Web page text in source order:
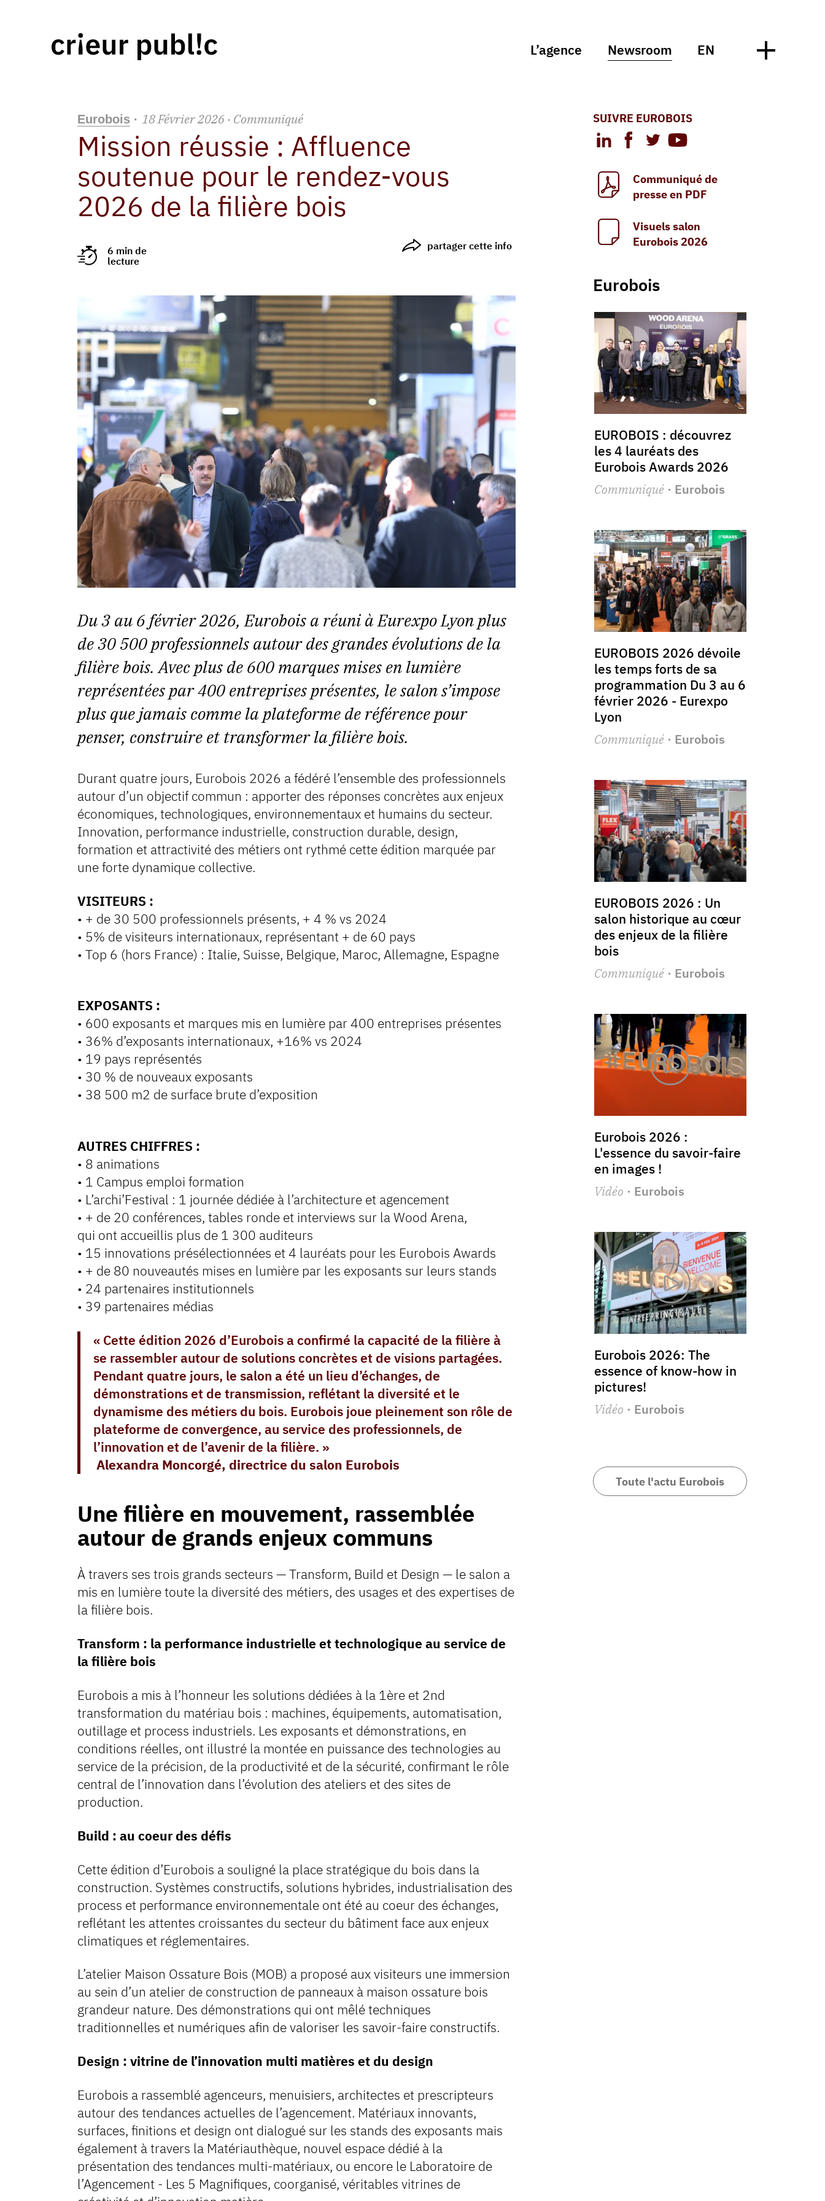
L’agence Newsroom EN
Eurobois · 18Février2026 · Communiqué
Mission réussie : Affluence
soutenue pour le rendez-vous
2026 de la filière bois
6 min de
lecture
partager cette info
Du 3 au 6 février 2026, Eurobois a réuni à Eurexpo Lyon plus
de 30 500 professionnels autour des grandes évolutions de la
filière bois. Avec plus de 600 marques mises en lumière
représentées par 400 entreprises présentes, le salon s’impose
plus que jamais comme la plateforme de référence pour
penser, construire et transformer la filière bois.
Durant quatre jours, Eurobois 2026 a fédéré l’ensemble des professionnels
autour d’un objectif commun : apporter des réponses concrètes aux enjeux
économiques, technologiques, environnementaux et humains du secteur.
Innovation, performance industrielle, construction durable, design,
formation et attractivité des métiers ont rythmé cette édition marquée par
une forte dynamique collective.
VISITEURS :
• + de 30 500 professionnels présents, + 4 % vs 2024
• 5% de visiteurs internationaux, représentant + de 60 pays
• Top 6 (hors France) : Italie, Suisse, Belgique, Maroc, Allemagne, Espagne
EXPOSANTS :
• 600 exposants et marques mis en lumière par 400 entreprises présentes
• 36% d’exposants internationaux, +16% vs 2024
• 19 pays représentés
• 30 % de nouveaux exposants
• 38 500 m2 de surface brute d’exposition
AUTRES CHIFFRES :
• 8 animations
• 1 Campus emploi formation
• L’archi’Festival : 1 journée dédiée à l’architecture et agencement
• + de 20 conférences, tables ronde et interviews sur la Wood Arena,
qui ont accueillis plus de 1 300 auditeurs
• 15 innovations présélectionnées et 4 lauréats pour les Eurobois Awards
• + de 80 nouveautés mises en lumière par les exposants sur leurs stands
• 24 partenaires institutionnels
• 39 partenaires médias
« Cette édition 2026 d’Eurobois a confirmé la capacité de la filière à
se rassembler autour de solutions concrètes et de visions partagées.
Pendant quatre jours, le salon a été un lieu d’échanges, de
démonstrations et de transmission, reflétant la diversité et le
dynamisme des métiers du bois. Eurobois joue pleinement son rôle de
plateforme de convergence, au service des professionnels, de
l’innovation et de l’avenir de la filière. »
Alexandra Moncorgé, directrice du salon Eurobois
Une filière en mouvement, rassemblée
autour de grands enjeux communs
À travers ses trois grands secteurs — Transform, Build et Design — le salon a
mis en lumière toute la diversité des métiers, des usages et des expertises de
la filière bois.
Transform : la performance industrielle et technologique au service de
la filière bois
Eurobois a mis à l’honneur les solutions dédiées à la 1ère et 2nd
transformation du matériau bois : machines, équipements, automatisation,
outillage et process industriels. Les exposants et démonstrations, en
conditions réelles, ont illustré la montée en puissance des technologies au
service de la précision, de la productivité et de la sécurité, confirmant le rôle
central de l’innovation dans l’évolution des ateliers et des sites de
production.
Build : au coeur des défis
Cette édition d’Eurobois a souligné la place stratégique du bois dans la
construction. Systèmes constructifs, solutions hybrides, industrialisation des
process et performance environnementale ont été au coeur des échanges,
reflétant les attentes croissantes du secteur du bâtiment face aux enjeux
climatiques et réglementaires.
L’atelier Maison Ossature Bois (MOB) a proposé aux visiteurs une immersion
au sein d’un atelier de construction de panneaux à maison ossature bois
grandeur nature. Des démonstrations qui ont mêlé techniques
traditionnelles et numériques afin de valoriser les savoir-faire constructifs.
Design : vitrine de l’innovation multi matières et du design
Eurobois a rassemblé agenceurs, menuisiers, architectes et prescripteurs
autour des tendances actuelles de l’agencement. Matériaux innovants,
surfaces, finitions et design ont dialogué sur les stands des exposants mais
également à travers la Matériauthèque, nouvel espace dédié à la
présentation des tendances multi-matériaux, ou encore le Laboratoire de
l’Agencement - Les 5 Magnifiques, coorganisé, véritables vitrines de
SUIVRE EUROBOIS
Communiqué de
presse en PDF
Visuels salon
Eurobois 2026
Eurobois
EUROBOIS : découvrez
les 4 lauréats des
Eurobois Awards 2026
Communiqué· Eurobois
EUROBOIS 2026 dévoile
les temps forts de sa
programmation Du 3 au 6
février 2026 - Eurexpo
Lyon
Communiqué· Eurobois
EUROBOIS 2026 : Un
salon historique au cœur
des enjeux de la filière
bois
Communiqué· Eurobois
Eurobois 2026 :
L'essence du savoir-faire
en images !
Vidéo · Eurobois
Eurobois 2026: The
essence of know-how in
pictures!
Vidéo · Eurobois
Toute l'actu Eurobois